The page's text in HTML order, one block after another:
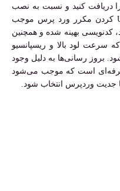
را دریافت کنید و نسبت به نصب
آن اقدامات لازم را انجام دهید. Update کردن مکرر ورد پرس موجب
کدنویسی بهینه شده و همچنین
سرعت لود بالا و ریسپانسیو
بروز رسانی‌ها به دلیل وجود
حرفه‌ای است که موجب می‌شود
جدیت وردپرس انتخاب شود.